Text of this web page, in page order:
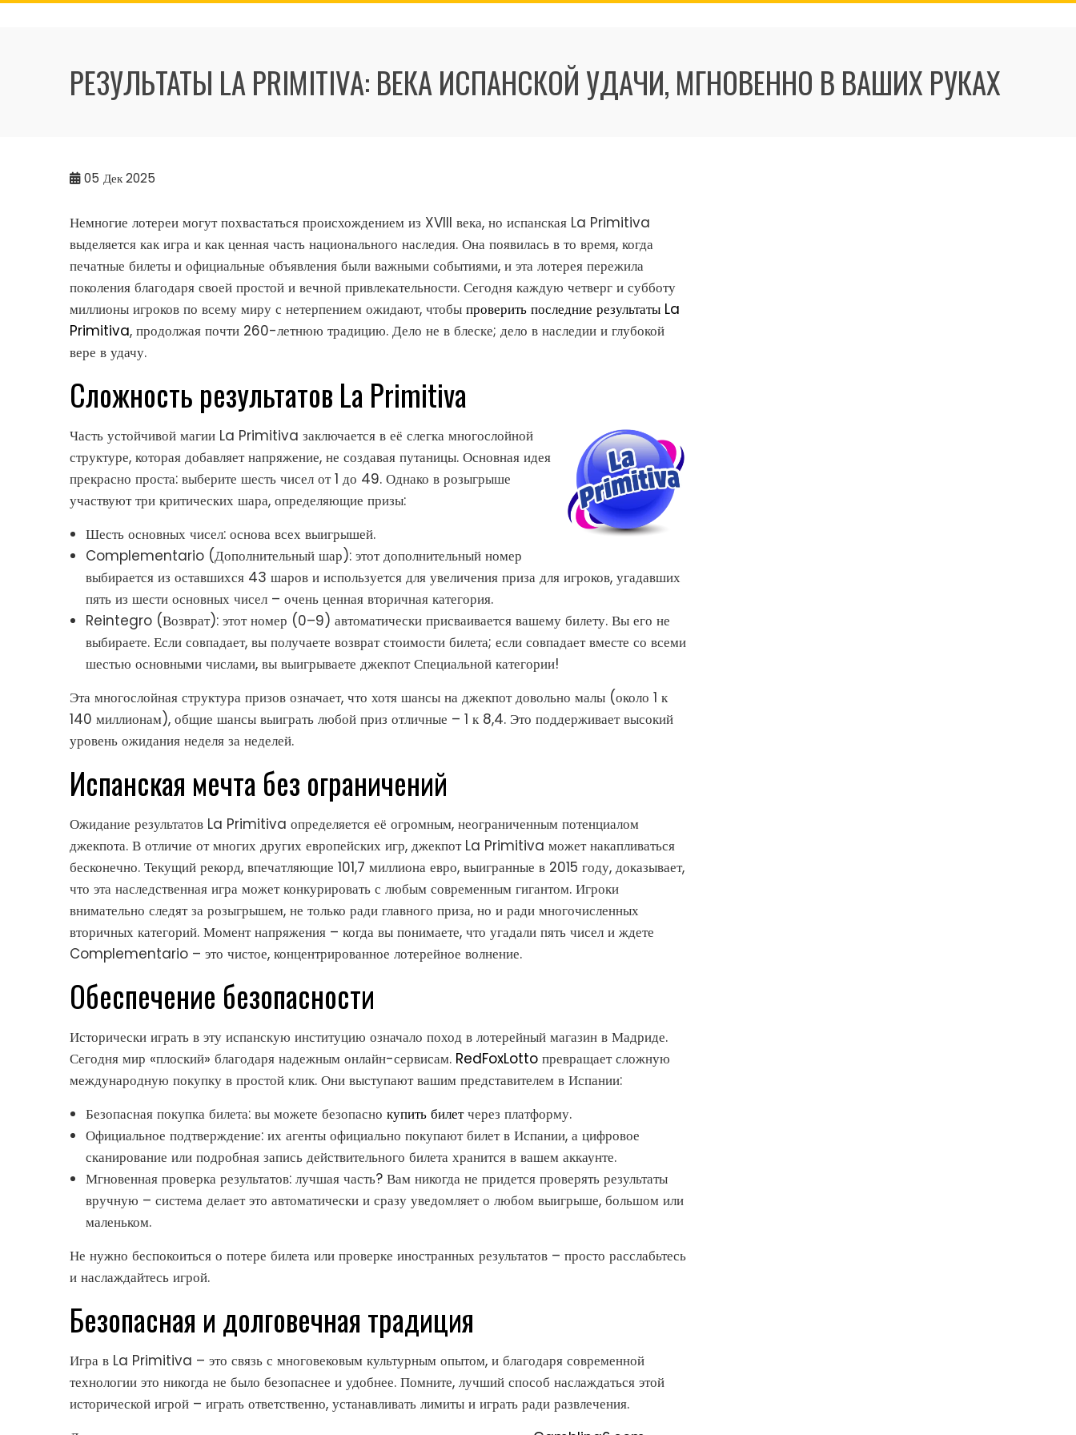
Skip
РЕЗУЛЬТАТЫ LA PRIMITIVA: ВЕКА ИСПАНСКОЙ УДАЧИ, МГНОВЕННО В ВАШИХ РУКАХ
05 Дек 2025
Немногие лотереи могут похвастаться происхождением из XVIII века, но испанская La Primitiva
выделяется как игра и как ценная часть национального наследия. Она появилась в то время, когда
печатные билеты и официальные объявления были важными событиями, и эта лотерея пережила
поколения благодаря своей простой и вечной привлекательности. Сегодня каждую четверг и субботу
миллионы игроков по всему миру с нетерпением ожидают, чтобы проверить последние результаты La
Primitiva, продолжая почти 260-летнюю традицию. Дело не в блеске; дело в наследии и глубокой
вере в удачу.
Сложность результатов La Primitiva
Часть устойчивой магии La Primitiva заключается в её слегка многослойной
структуре, которая добавляет напряжение, не создавая путаницы. Основная идея
прекрасно проста: выберите шесть чисел от 1 до 49. Однако в розыгрыше
участвуют три критических шара, определяющие призы:
Шесть основных чисел: основа всех выигрышей.
Complementario (Дополнительный шар): этот дополнительный номер
выбирается из оставшихся 43 шаров и используется для увеличения приза для игроков, угадавших
пять из шести основных чисел – очень ценная вторичная категория.
Reintegro (Возврат): этот номер (0–9) автоматически присваивается вашему билету. Вы его не
выбираете. Если совпадает, вы получаете возврат стоимости билета; если совпадает вместе со всеми
шестью основными числами, вы выигрываете джекпот Специальной категории!
Эта многослойная структура призов означает, что хотя шансы на джекпот довольно малы (около 1 к
140 миллионам), общие шансы выиграть любой приз отличные – 1 к 8,4. Это поддерживает высокий
уровень ожидания неделя за неделей.
Испанская мечта без ограничений
Ожидание результатов La Primitiva определяется её огромным, неограниченным потенциалом
джекпота. В отличие от многих других европейских игр, джекпот La Primitiva может накапливаться
бесконечно. Текущий рекорд, впечатляющие 101,7 миллиона евро, выигранные в 2015 году, доказывает,
что эта наследственная игра может конкурировать с любым современным гигантом. Игроки
внимательно следят за розыгрышем, не только ради главного приза, но и ради многочисленных
вторичных категорий. Момент напряжения – когда вы понимаете, что угадали пять чисел и ждете
Complementario – это чистое, концентрированное лотерейное волнение.
Обеспечение безопасности
Исторически играть в эту испанскую институцию означало поход в лотерейный магазин в Мадриде.
Сегодня мир «плоский» благодаря надежным онлайн-сервисам. RedFoxLotto превращает сложную
международную покупку в простой клик. Они выступают вашим представителем в Испании:
Безопасная покупка билета: вы можете безопасно купить билетчерез платформу.
Официальное подтверждение: их агенты официально покупают билет в Испании, а цифровое
сканирование или подробная запись действительного билета хранится в вашем аккаунте.
Мгновенная проверка результатов: лучшая часть? Вам никогда не придется проверять результаты
вручную – система делает это автоматически и сразу уведомляет о любом выигрыше, большом или
маленьком.
Не нужно беспокоиться о потере билета или проверке иностранных результатов – просто расслабьтесь
и наслаждайтесь игрой.
Безопасная и долговечная традиция
Игра в La Primitiva – это связь с многовековым культурным опытом, и благодаря современной
технологии это никогда не было безопаснее и удобнее. Помните, лучший способ наслаждаться этой
исторической игрой – играть ответственно, устанавливать лимиты и играть ради развлечения.